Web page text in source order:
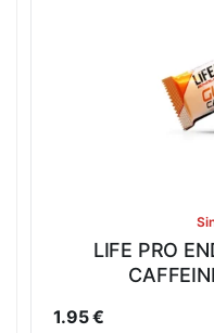
LIFE PRO
1.95€